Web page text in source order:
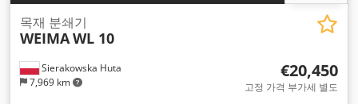
Sierakowska Huta
7,969 km
목재 분쇄기
WEIMAWL 10
€20,450
고정 가격 부가세 별도